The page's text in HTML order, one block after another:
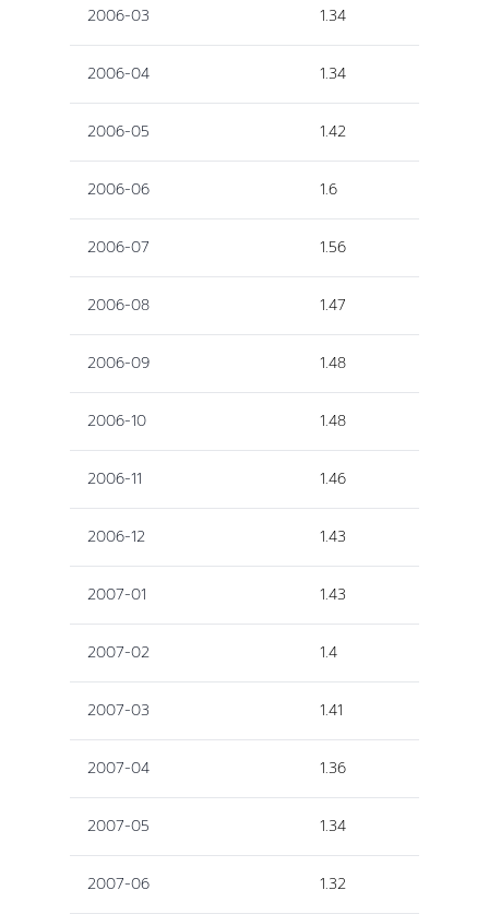
2006-03 1.34
2006-04 1.34
2006-05 1.42
2006-06 1.6
2006-07 1.56
2006-08 1.47
2006-09 1.48
2006-10 1.48
2006-11 1.46
2006-12 1.43
2007-01 1.43
2007-02 1.4
2007-03 1.41
2007-04 1.36
2007-05 1.34
2007-06 1.32